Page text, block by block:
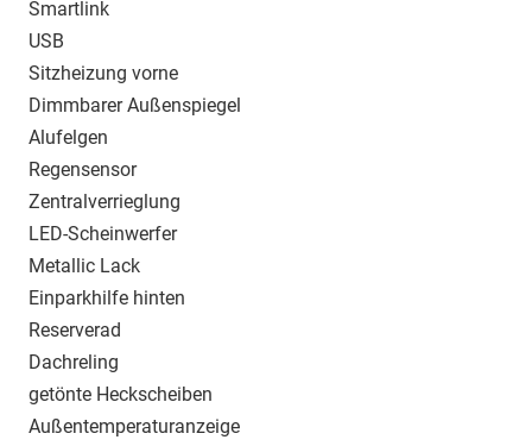
Smartlink
USB
Sitzheizung vorne
Dimmbarer Außenspiegel
Alufelgen
Regensensor
Zentralverrieglung
LED-Scheinwerfer
Metallic Lack
Einparkhilfe hinten
Reserverad
Dachreling
getönte Heckscheiben
Außentemperaturanzeige